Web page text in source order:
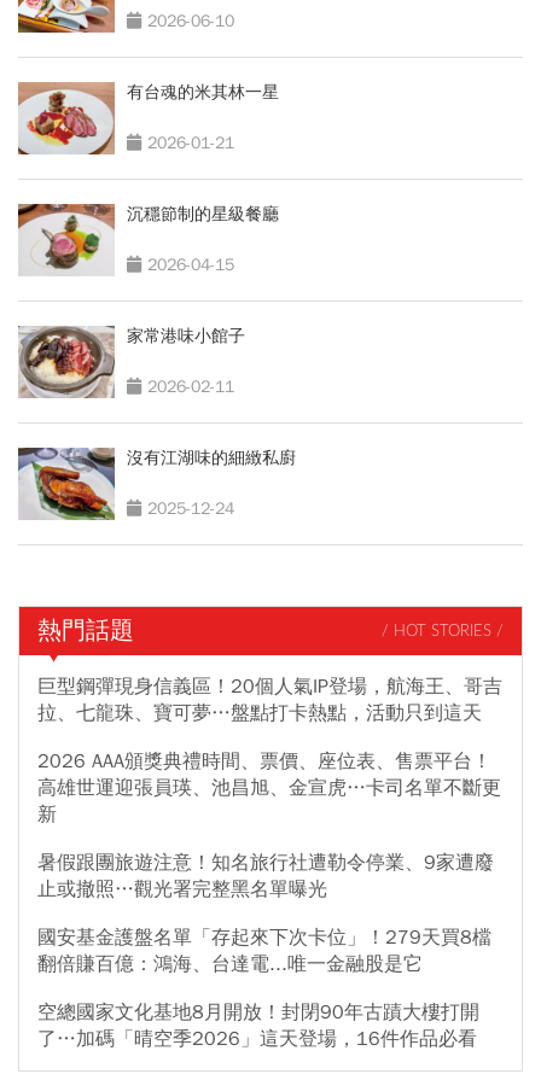
2026-06-10
有台魂的米其林一星
2026-01-21
沉穩節制的星級餐廳
2026-04-15
家常港味小館子
2026-02-11
沒有江湖味的細緻私廚
2025-12-24
熱門話題 / HOT STORIES /
巨型鋼彈現身信義區！20個人氣IP登場，航海王、哥吉
拉、七龍珠、寶可夢…盤點打卡熱點，活動只到這天
2026 AAA頒獎典禮時間、票價、座位表、售票平台！
高雄世運迎張員瑛、池昌旭、金宣虎…卡司名單不斷更
新
暑假跟團旅遊注意！知名旅行社遭勒令停業、9家遭廢
止或撤照…觀光署完整黑名單曝光
國安基金護盤名單「存起來下次卡位」！279天買8檔
翻倍賺百億：鴻海、台達電...唯一金融股是它
空總國家文化基地8月開放！封閉90年古蹟大樓打開
了…加碼「晴空季2026」這天登場，16件作品必看